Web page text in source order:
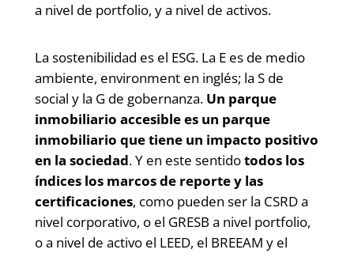
a nivel de portfolio, y a nivel de activos.
La sostenibilidad es el ESG. La E es de medio
ambiente, environment en inglés; la S de
social y la G de gobernanza. Un parque
inmobiliario accesible es un parque
inmobiliario que tiene un impacto positivo
en la sociedad. Y en este sentidotodos los
índices los marcos de reporte y las
certificaciones, como pueden ser la CSRD a
nivel corporativo, o el GRESB a nivel portfolio,
o a nivel de activo el LEED, el BREEAM y el